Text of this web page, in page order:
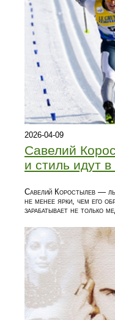
2026-04-09
Савелий
и стиль идут
Савелий Коростылев —
не менее ярки, чем его
зарабатывает не только